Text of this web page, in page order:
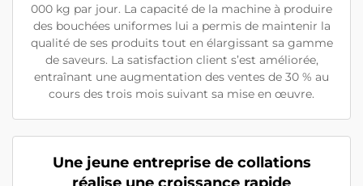
000 kg par jour. La capacité de la machine à produire
des bouchées uniformes lui a permis de maintenir la
qualité de ses produits tout en élargissant sa gamme
de saveurs. La satisfaction client s’est améliorée,
entraînant une augmentation des ventes de 30 % au
cours des trois mois suivant sa mise en œuvre.
Une jeune entreprise de collations
réalise une croissance rapide